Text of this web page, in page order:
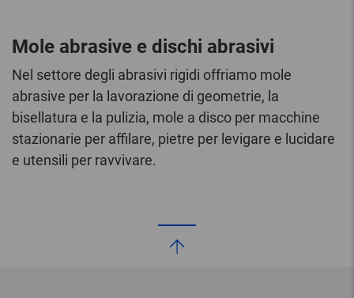
Mole abrasive e dischi abrasivi
Nel settore degli abrasivi rigidi offriamo mole
abrasive per la lavorazione di geometrie, la
bisellatura e la pulizia, mole a disco per macchine
stazionarie per affilare, pietre per levigare e lucidare
e utensili per ravvivare.